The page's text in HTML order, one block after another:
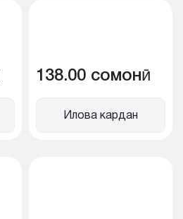
138.00 сомонӣ
Илова кардан